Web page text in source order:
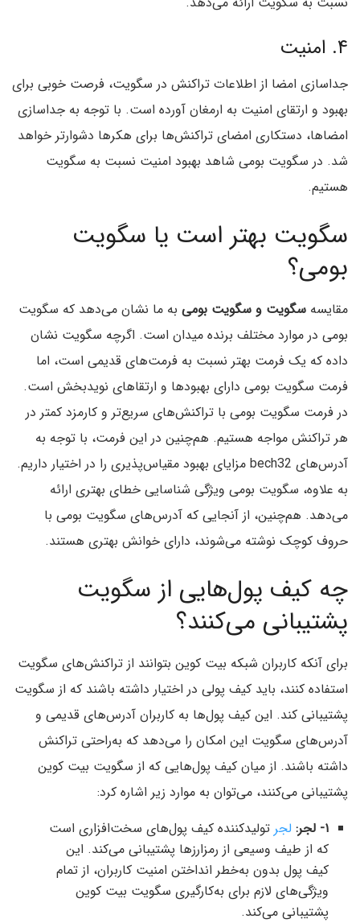
۴. امنیت
جداسازی امضا از اطلاعات تراکنش در سگویت، فرصت خوبی برای
بهبود و ارتقای امنیت به ارمغان آورده است. با توجه به جداسازی
امضاها، دستکاری امضای تراکنش‌ها برای هکرها دشوارتر خواهد
شد. در سگویت بومی شاهد بهبود امنیت نسبت به سگویت
هستیم.
سگویت بهتر است یا سگویت
بومی؟
مقایسه سگویت و سگویت بومی به ما نشان می‌دهد که سگویت
بومی در موارد مختلف برنده میدان است. اگرچه سگویت نشان
داده که یک فرمت بهتر نسبت به فرمت‌های قدیمی است، اما
فرمت سگویت بومی دارای بهبودها و ارتقاهای نویدبخش است.
در فرمت سگویت بومی با تراکنش‌های سریع‌تر و کارمزد کمتر در
هر تراکنش مواجه هستیم. هم‌چنین در این فرمت، با توجه به
آدرس‌های bech32 مزایای بهبود مقیاس‌پذیری را در اختیار داریم.
به علاوه، سگویت بومی ویژگی شناسایی خطای بهتری ارائه
می‌دهد. هم‌چنین، از آنجایی که آدرس‌های سگویت بومی با
حروف کوچک نوشته می‌شوند، دارای خوانش بهتری هستند.
چه کیف پول‌هایی از سگویت
پشتیبانی می‌کنند؟
برای آنکه کاربران شبکه بیت کوین بتوانند از تراکنش‌های سگویت
استفاده کنند، باید کیف پولی در اختیار داشته باشند که از سگویت
پشتیبانی کند. این کیف پول‌ها به کاربران آدرس‌های قدیمی و
آدرس‌های سگویت این امکان را می‌دهد که به‌راحتی تراکنش
داشته باشند. از میان کیف پول‌هایی که از سگویت بیت کوین
پشتیبانی می‌کنند، می‌توان به موارد زیر اشاره کرد:
۱- لجر:
لجر تولیدکننده کیف پول‌های سخت‌افزاری است
که از طیف وسیعی از رمزارزها پشتیبانی می‌کند. این
کیف پول بدون به‌خطر انداختن امنیت کاربران، از تمام
ویژگی‌های لازم برای به‌کارگیری سگویت بیت کوین
پشتیبانی می‌کند.